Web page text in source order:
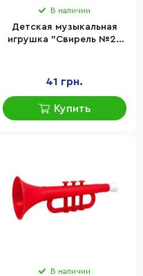
В наличии
Детская музыкальная
игрушка "Свирель №2"
41 грн.
Купить
В наличии